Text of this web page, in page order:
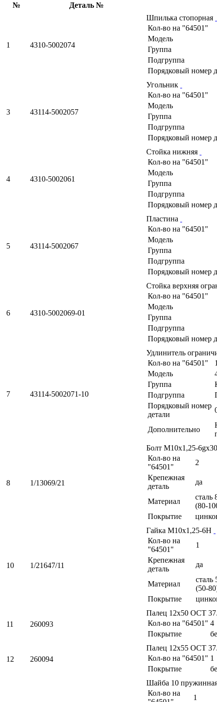
№ Деталь №
1 4310-5002074
Шпилька стопорная
Кол-во на "64501"
Модель
Группа
Подгруппа
Порядковый номер
3 43114-5002057
Угольник
Кол-во на "64501"
Модель
Группа
Подгруппа
Порядковый номер
4 4310-5002061
Стойка нижняя
Кол-во на "64501"
Модель
Группа
Подгруппа
Порядковый номер
5 43114-5002067
Пластина
Кол-во на "64501"
Модель
Группа
Подгруппа
Порядковый номер
6 4310-5002069-01
Стойка верхняя
Кол-во на "64501"
Модель
Группа
Подгруппа
Порядковый номер
7 43114-5002071-10
Удлинитель
Кол-во на "64501"
Модель
Группа
Подгруппа
Порядковый номер
детали
Дополнительно
8 1/13069/21
Болт М10х1,25-
Кол-во на
"64501"
2
Крепежная
деталь
да
Материал
сталь
(80-
Покрытие
10 1/21647/11
Гайка М10х1,25-6Н
Кол-во на
"64501"
1
Крепежная
деталь
да
Материал
сталь
(50-
Покрытие
11 260093
Палец 12х50 ОСТ
Кол-во на "64501" 4
Покрытие
12 260094
Палец 12х55 ОСТ
Кол-во на "64501" 1
Покрытие
Шайба 10
Кол-во на
1